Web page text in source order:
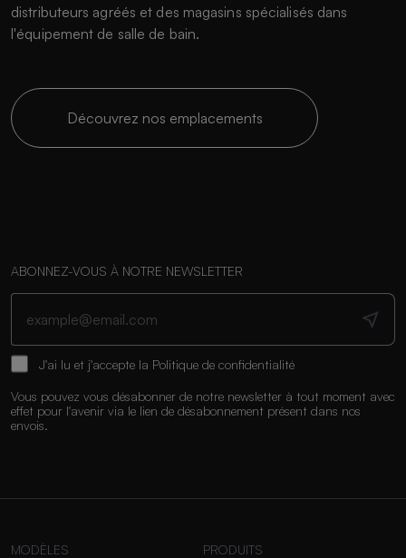
distributeurs agréés et des magasins spécialisés dans
l'équipement de salle de bain.
Découvrez nos emplacements
ABONNEZ-VOUS À NOTRE NEWSLETTER
J'ai lu et j'accepte la Politique de confidentialité
Vous pouvez vous désabonner de notre newsletter à tout moment avec
effet pour l'avenir via le lien de désabonnement présent dans nos
envois.
MODÈLES PRODUITS